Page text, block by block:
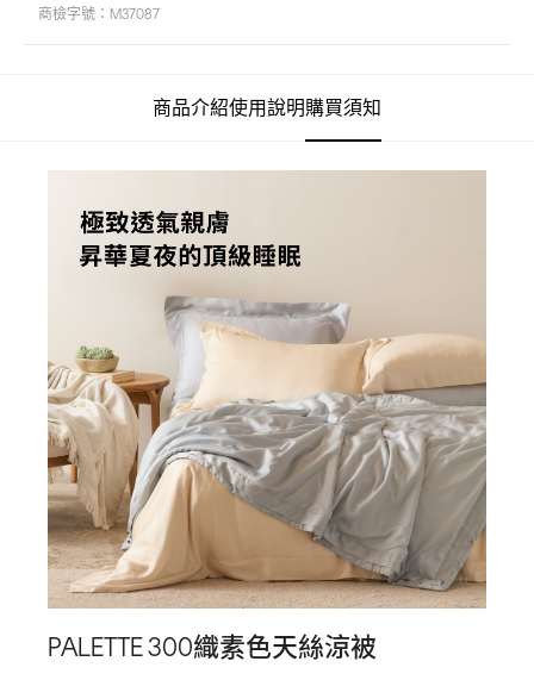
商檢字號： M37087
商品介紹使用說明購買須知
PALETTE 300織素色天絲涼被